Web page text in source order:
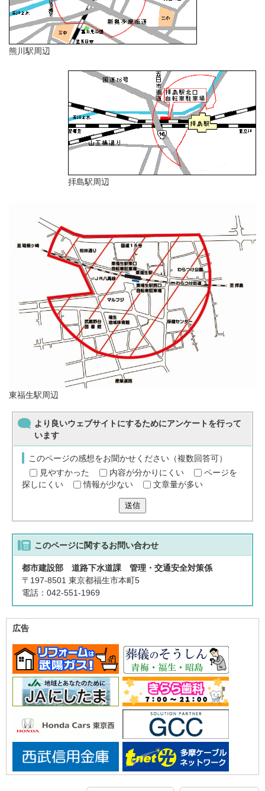
熊川駅周辺
拝島駅周辺
東福生駅周辺
より良いウェブサイトにするためにアンケートを行って
います
このページの感想をお聞かせください（複数回答可）
見やすかった
内容が分かりにくい
ページを
探しにくい
情報が少ない 文章量が多い
送信
このページに関するお問い合わせ
都市建設部 道路下水道課 管理・交通安全対策係
〒197-8501 東京都福生市本町5
電話：042-551-1969
広告